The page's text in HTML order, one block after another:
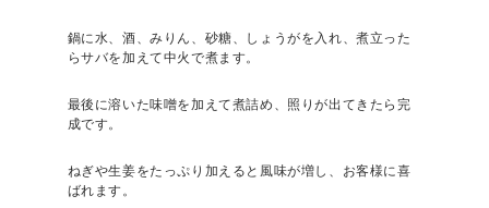
鍋に水、酒、みりん、砂糖、しょうがを入れ、煮立った
らサバを加えて中火で煮ます。
最後に溶いた味噌を加えて煮詰め、照りが出てきたら完
成です。
ねぎや生姜をたっぷり加えると風味が増し、お客様に喜
ばれます。